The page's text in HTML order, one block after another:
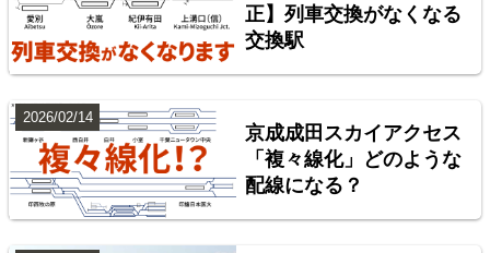
正】列車交換がなくなる
交換駅
京成成田スカイアクセス
「複々線化」どのような
配線になる？
2026/02/14